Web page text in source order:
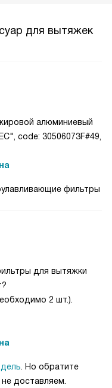
для вытяжек
алюминиевый
code: 30506073F#49,
фильтры
для вытяжки
2 шт.).
. Но обратите
доставляем.